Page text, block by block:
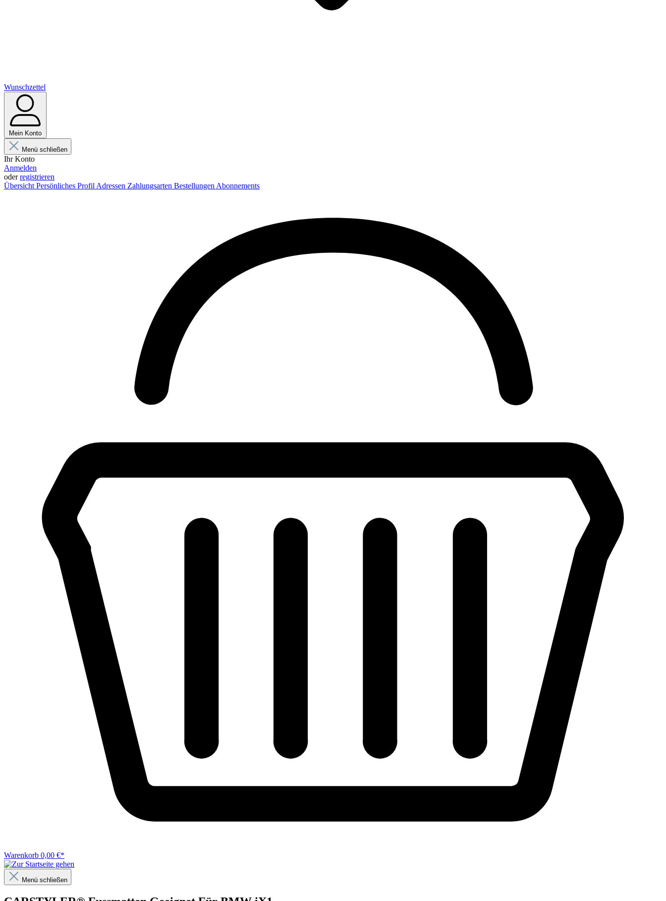
Wunschzettel
Mein Konto
Menü schließen
Ihr Konto
Anmelden
oderregistrieren
Übersicht Persönliches Profil Adressen Zahlungsarten Bestellungen Abonnements
Warenkorb 0,00 €*
Menü schließen